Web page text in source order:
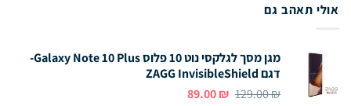
אולי תאהב גם
מגן מסך לגלקסי נוט 10 פלוס
Galaxy Note 10 Plus-
דגם ZAGG InvisibleShield
129.00₪
המחיר
89.00₪
המחיר